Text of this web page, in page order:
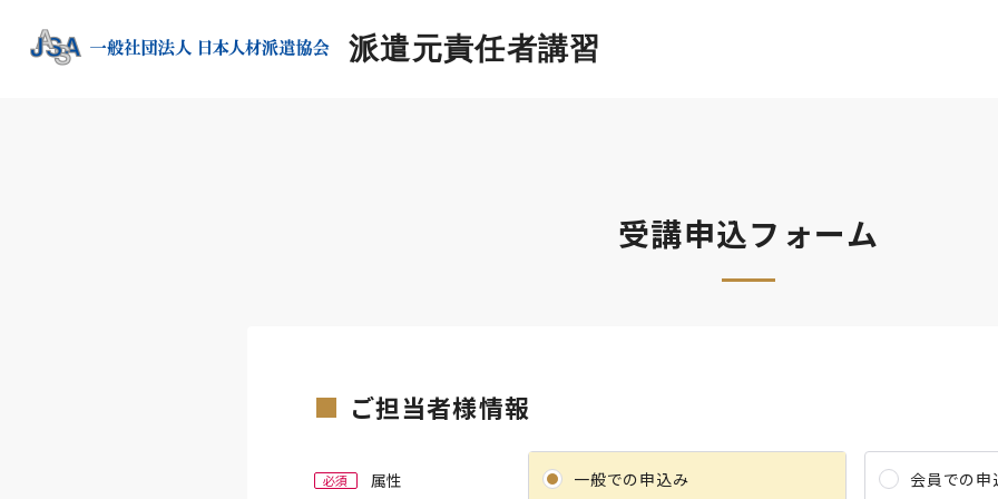
派遣元責任者講習
受講申込フォーム
ご担当者様情報
必須 属性 一般での申込み 会員での申